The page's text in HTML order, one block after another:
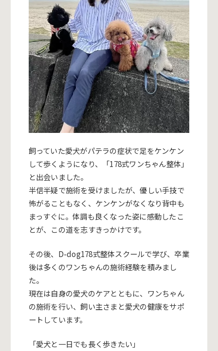
飼っていた愛犬がパテラの症状で足をケンケン
して歩くようになり、「178式ワンちゃん整体」
と出会いました。
半信半疑で施術を受けましたが、優しい手技で
怖がることもなく、ケンケンがなくなり背中も
まっすぐに。体調も良くなった姿に感動したこ
とが、この道を志すきっかけです。
その後、D-dog178式整体スクールで学び、卒業
後は多くのワンちゃんの施術経験を積みまし
た。
現在は自身の愛犬のケアとともに、ワンちゃん
の施術を行い、飼い主さまと愛犬の健康をサポ
ートしています。
「愛犬と一日でも長く歩きたい」